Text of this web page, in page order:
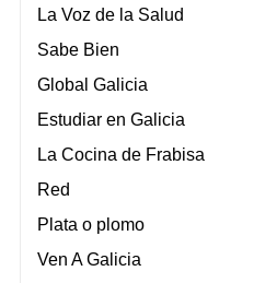
La Voz de la Salud
Sabe Bien
Global Galicia
Estudiar en Galicia
La Cocina de Frabisa
Red
Plata o plomo
Ven A Galicia